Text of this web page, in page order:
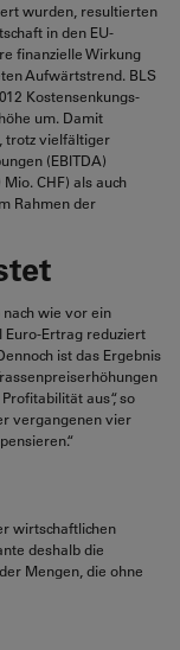
wurden, resultierten
in den EU-
finanzielle Wirkung
Aufwärtstrend. BLS
Kostensenkungs-
um. Damit
trotz vielfältiger
(EBITDA)
CHF) als auch
Rahmen der
wie vor ein
Euro-Ertrag reduziert
ist das Ergebnis
aus“, so
vergangenen vier
wirtschaftlichen
deshalb die
Mengen, die ohne